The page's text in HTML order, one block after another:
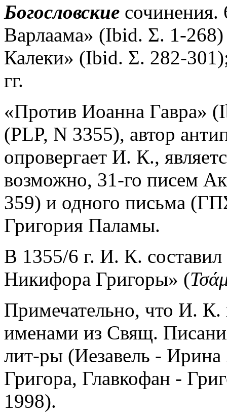
Богословские
Варлаама» (Ibid. Σ. 1-
Калеки» (Ibid. Σ. 282-
гг.
«Против Иоанна Гавра»
(PLP, N 3355), автор
опровергает И. К.,
возможно, 31-го писем
359) и одного письма
Григория Паламы.
В 1355/6 г. И. К.
Никифора Григоры» (
Примечательно, что И. К.
именами из Свящ.
лит-ры (Иезавель -
Григора, Главкофан -
1998).